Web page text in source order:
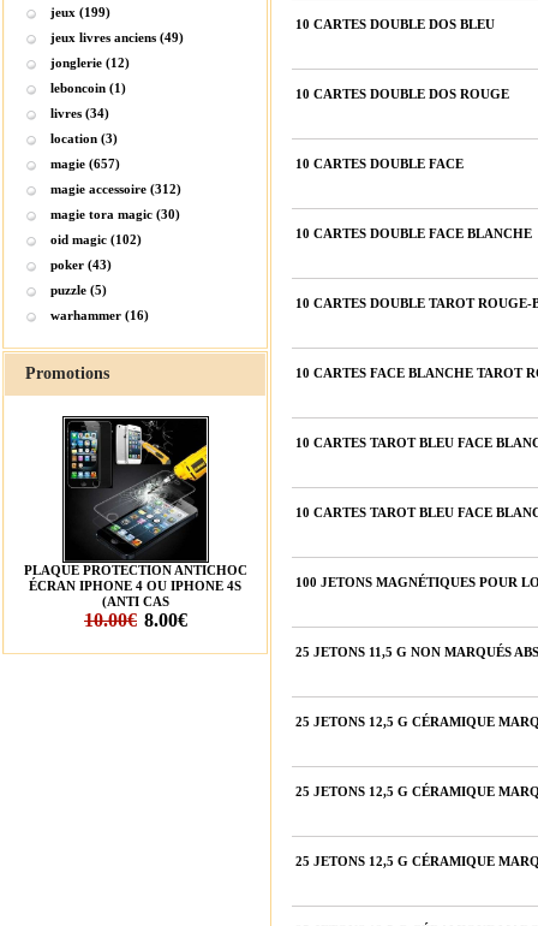
jeux (199)
jeux livres anciens (49)
jonglerie (12)
leboncoin (1)
livres (34)
location (3)
magie (657)
magie accessoire (312)
magie tora magic (30)
oid magic (102)
poker (43)
puzzle (5)
warhammer (16)
Promotions
PLAQUE PROTECTION ANTICHOC
ÉCRAN IPHONE 4 OU IPHONE 4S
(ANTI CAS
10.00€ 8.00€
10 CARTES DOUBLE DOS BLEU
10 CARTES DOUBLE DOS ROUGE
10 CARTES DOUBLE FACE
10 CARTES DOUBLE FACE BLANCHE
10 CARTES DOUBLE TAROT ROUGE-
10 CARTES FACE BLANCHE TAROT
10 CARTES TAROT BLEU FACE
10 CARTES TAROT BLEU FACE
100 JETONS MAGNÉTIQUES POUR
25 JETONS 11,5 G NON MARQUÉS
25 JETONS 12,5 G CÉRAMIQUE
25 JETONS 12,5 G CÉRAMIQUE
25 JETONS 12,5 G CÉRAMIQUE